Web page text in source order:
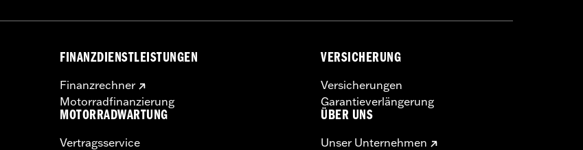
FINANZDIENSTLEISTUNGEN
Finanzrechner
Motorradfinanzierung
MOTORRADWARTUNG
Vertragsservice
VERSICHERUNG
Versicherungen
Garantieverlängerung
ÜBER UNS
Unser Unternehmen